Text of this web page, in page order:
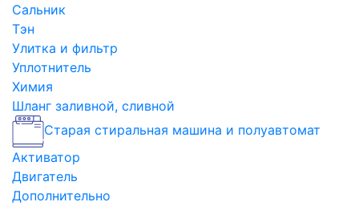
Сальник
Тэн
Улитка и фильтр
Уплотнитель
Химия
Шланг заливной, сливной
Старая стиральная машина и полуавтомат
Активатор
Двигатель
Дополнительно